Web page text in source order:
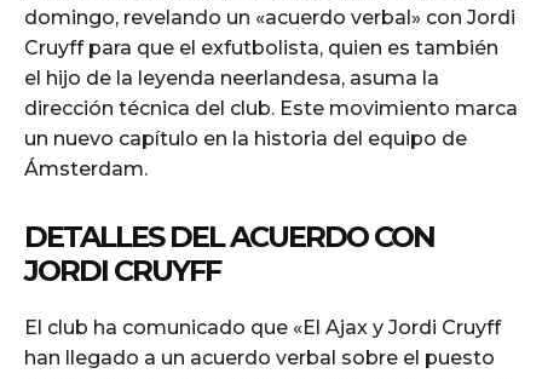
domingo, revelando un «acuerdo verbal» con Jordi
Cruyff para que el exfutbolista, quien es también
el hijo de la leyenda neerlandesa, asuma la
dirección técnica del club. Este movimiento marca
un nuevo capítulo en la historia del equipo de
Ámsterdam.
DETALLES DEL ACUERDO CON
JORDI CRUYFF
El club ha comunicado que «El Ajax y Jordi Cruyff
han llegado a un acuerdo verbal sobre el puesto